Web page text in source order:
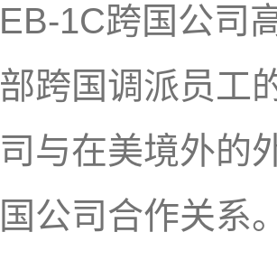
EB-1C跨国公司
部跨国调派员工
司与在美境外的
国公司合作关系